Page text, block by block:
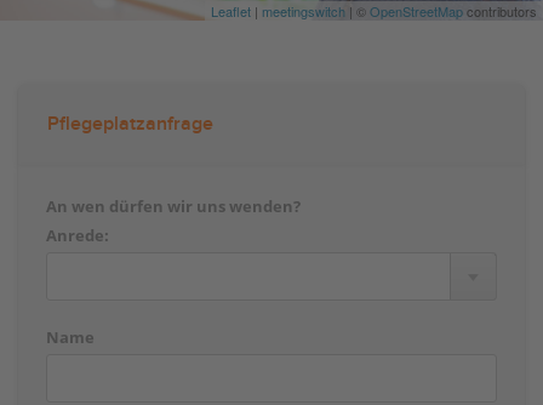
Leaflet | meetingswitch | ©OpenStreetMapcontributors
Pflegeplatzanfrage
An wen dürfen wir uns wenden?
Anrede:
Name